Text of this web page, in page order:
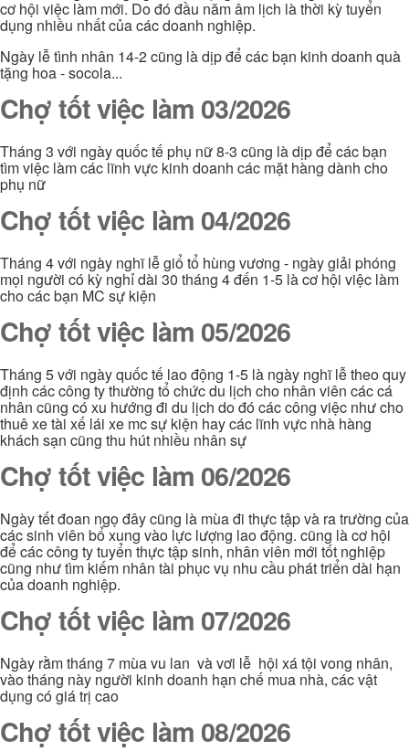
cơ hội việc làm mới. Do đó đầu năm âm lịch là thời kỳ tuyển
dụng nhiều nhất của các doanh nghiệp.
Ngày lễ tình nhân 14-2 cũng là dịp để các bạn kinh doanh quà
tặng hoa - socola...
Chợ tốt việc làm 03/2026
Tháng 3 với ngày quốc tế phụ nữ 8-3 cũng là dịp để các bạn
tìm việc làm các lĩnh vực kinh doanh các mặt hàng dành cho
phụ nữ
Chợ tốt việc làm 04/2026
Tháng 4 với ngày nghĩ lễ giổ tổ hùng vương - ngày giải phóng
mọi người có kỳ nghỉ dài 30 tháng 4 đến 1-5 là cơ hội việc làm
cho các bạn MC sự kiện
Chợ tốt việc làm 05/2026
Tháng 5 với ngày quốc tế lao động 1-5 là ngày nghĩ lễ theo quy
định các công ty thường tổ chức du lịch cho nhân viên các cá
nhân cũng có xu hướng đi du lịch do đó các công việc như cho
thuê xe tài xế lái xe mc sự kiện hay các lĩnh vực nhà hàng
khách sạn cũng thu hút nhiều nhân sự
Chợ tốt việc làm 06/2026
Ngày tết đoan ngọ đây cũng là mùa đi thực tập và ra trường của
các sinh viên bổ xung vào lực lượng lao động. cũng là cơ hội
để các công ty tuyển thực tập sinh, nhân viên mới tốt nghiệp
cũng như tìm kiếm nhân tài phục vụ nhu cầu phát triển dài hạn
của doanh nghiệp.
Chợ tốt việc làm 07/2026
Ngày rằm tháng 7 mùa vu lan và vơi lễ hội xá tội vong nhân,
vào tháng này người kinh doanh hạn chế mua nhà, các vật
dụng có giá trị cao
Chợ tốt việc làm 08/2026